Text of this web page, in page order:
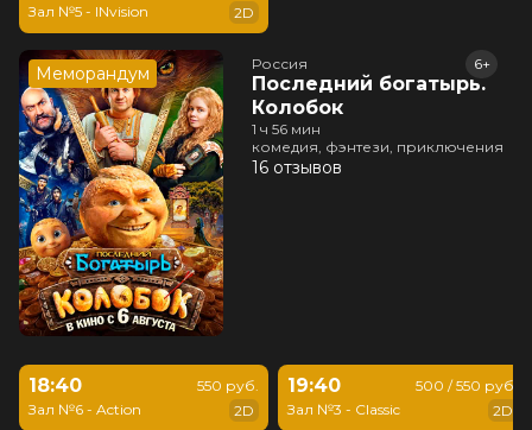
Зал №5 - INvision
2D
Меморандум Россия
Последний богатырь.
Колобок
6+
1 ч 56 мин
комедия, фэнтези, приключения
16 отзывов
18:40
Зал №6 - Action
550 руб.
2D
19:40
Зал №3 - Classic
500 / 550 руб.
2D